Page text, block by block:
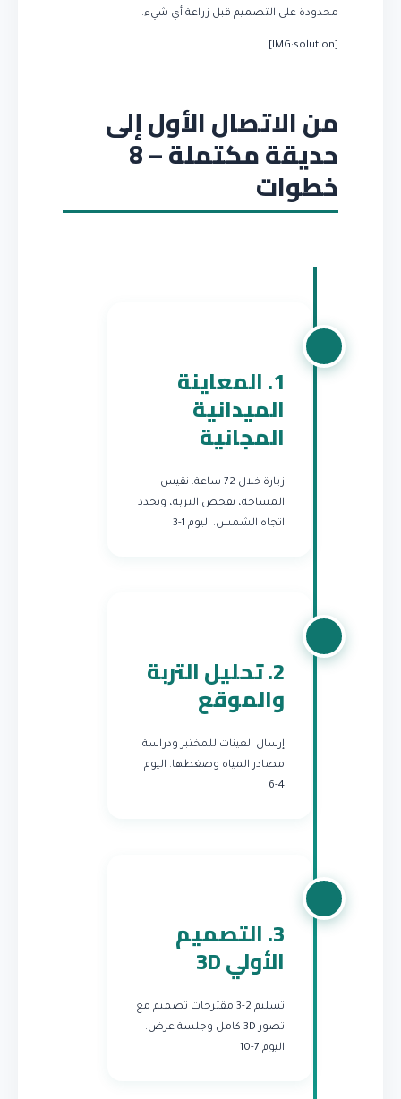
محدودة على التصميم قبل زراعة أي شيء.
من الاتصال الأول إلى
حديقة مكتملة – 8
خطوات
1. المعاينة
الميدانية
المجانية
زيارة خلال 72 ساعة. نقيس
المساحة، نفحص التربة، ونحدد
اتجاه الشمس. اليوم 1-3
2. تحليل التربة
والموقع
إرسال العينات للمختبر ودراسة
مصادر المياه وضغطها. اليوم
4-6
3. التصميم
الأولي 3D
تسليم 2-3 مقترحات تصميم مع
تصور 3D كامل وجلسة عرض.
اليوم 7-10